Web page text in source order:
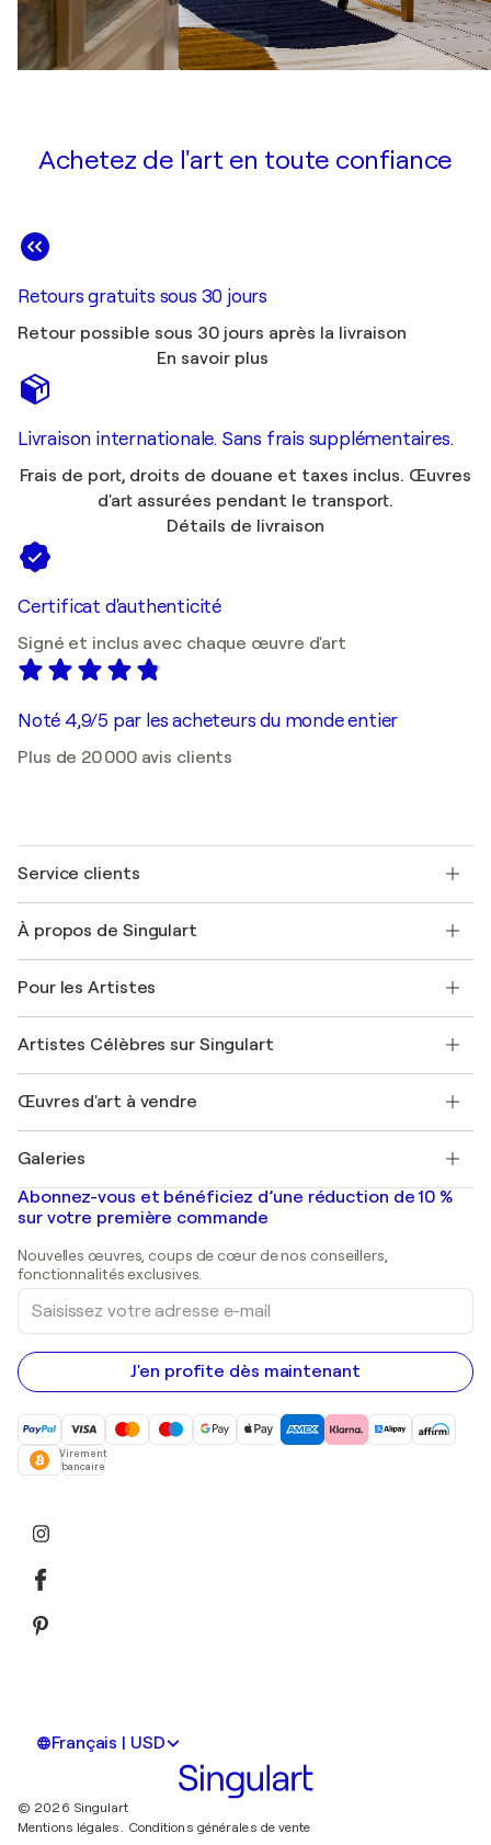
Achetez de l'art en toute confiance
Retours gratuits sous 30 jours
Retour possible sous 30 jours après la livraison
En savoir plus
Livraison internationale. Sans frais supplémentaires.
Frais de port, droits de douane et taxes inclus. Œuvres
d'art assurées pendant le transport.
Détails de livraison
Certificat d'authenticité
Signé et inclus avec chaque œuvre d'art
Noté 4,9/5 par les acheteurs du monde entier
Plus de 20 000 avis clients
Service clients
Expédition
Offrir une carte cadeau
Rejoignez notre programme commercial
Mon compte
+33 1 76 44 06 42
À propos de Singulart
FAQ
Magazine Singulart
Emplois
Découvrez une sélection d'art original
Pour les Artistes
Se connecter en tant qu'Artiste
Artistes Célèbres sur Singulart
Marc Chagall
Banksy
Mr. Brainwash
Shepard Fairey
Œuvres d'art à vendre
Tableaux abstraits à vendre
Peintures de paysage
Estampes
Peintures acryliques
Galeries
Galeries d'art en France
Galeries d'art en Belgique
Abonnez-vous et bénéficiez d’une réduction de 10 %
sur votre première commande
Nouvelles œuvres, coups de cœur de nos conseillers,
fonctionnalités exclusives.
Saisissez
votre
adresse
e-
mail
J'en profite dès maintenant
Virement
bancaire
Français | USD
© 2026 Singulart
Mentions légales. Conditions générales de vente